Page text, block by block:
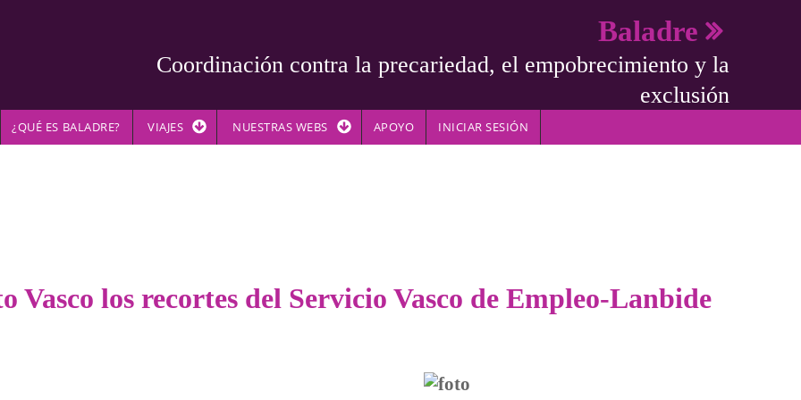
Baladre
Coordinación contra la precariedad, el empobrecimiento y la
exclusión
¿QUÉ ES BALADRE? VIAJES NUESTRAS WEBS APOYO INICIAR SESIÓN
Vasco los recortes del Servicio Vasco de Empleo-Lanbide